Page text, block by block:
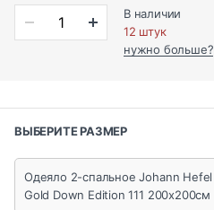
В наличии
12 штук
нужно больше?
ВЫБЕРИТЕ РАЗМЕР
Одеяло 2-спальное Johann Hefel
Gold Down Edition 111 200x200см